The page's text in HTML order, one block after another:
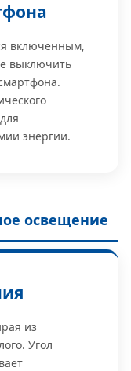
включенным,
выключить
энергии.
освещение
из
Угол